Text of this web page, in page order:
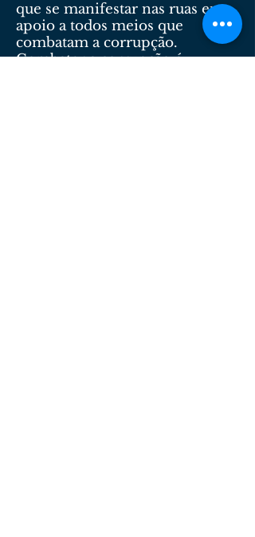
que se manifestar nas ruas em
apoio a todos meios que
combatam a corrupção.
Combater a corrupção é